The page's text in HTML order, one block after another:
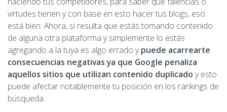
virtudes tienen y con base en esto hacer tus blogs, eso
está bien. Ahora, si resulta que estás tomando contenido
de alguna otra plataforma y simplemente lo estás
agregando a la tuya es algo errado y puede acarrearte
consecuencias negativas ya que Google penaliza
aquellos sitios que utilizan contenido duplicado y esto
puede afectar notablemente tu posición en los rankings de
búsqueda.